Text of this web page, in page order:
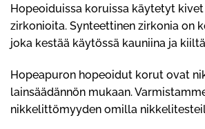
Hopeoiduissa koruissa käytetyt
zirkonioita. Synteettinen zirkonia on
joka kestää käytössä kauniina ja
Hopeapuron hopeoidut korut ovat
lainsäädännön mukaan.
nikkelittömyyden omilla